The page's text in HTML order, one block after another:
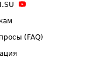
(FAQ)